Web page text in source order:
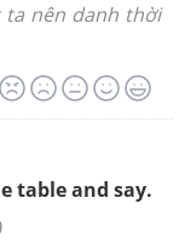
ta nên danh thời
table and say.